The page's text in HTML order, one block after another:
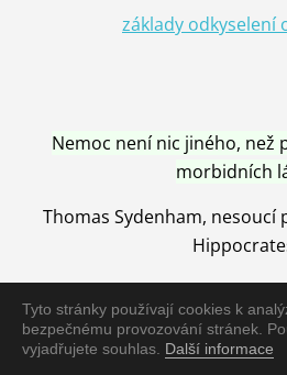
Tyto stránky používají cookies k
bezpečnému provozování stránek.
vyjadřujete souhlas. Další informace
základy odkyselení
Nemoc není nic jiného, než
morbidních
Thomas Sydenham, nesoucí
Nemoc je vyléčena jen pomocí